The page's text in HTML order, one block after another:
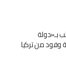
بـ«دولة
وفود من تركيا